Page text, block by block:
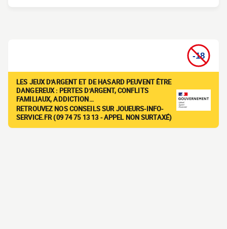
LES JEUX D'ARGENT ET DE HASARD PEUVENT ÊTRE
DANGEREUX : PERTES D'ARGENT, CONFLITS
FAMILIAUX, ADDICTION…
RETROUVEZ NOS CONSEILS SUR JOUEURS-INFO-
SERVICE.FR (09 74 75 13 13 - APPEL NON SURTAXÉ)